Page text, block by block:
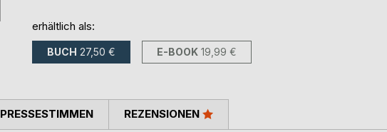
erhältlich als:
BUCH 27,50 € E-BOOK 19,99 €
PRESSESTIMMEN REZENSIONEN